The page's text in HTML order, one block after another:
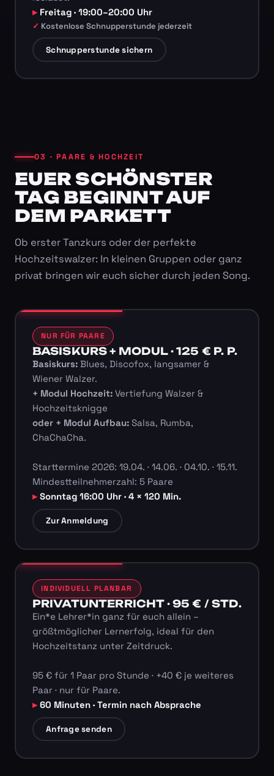
Freitag · 19:00–20:00 Uhr
Kostenlose Schnupperstunde jederzeit
Schnupperstunde sichern
03 · PAARE & HOCHZEIT
EUER SCHÖNSTER
TAG BEGINNT AUF
DEM PARKETT
Ob erster Tanzkurs oder der perfekte
Hochzeitswalzer: In kleinen Gruppen oder ganz
privat bringen wir euch sicher durch jeden Song.
NUR FÜR PAARE
BASISKURS + MODUL · 125 € P. P.
Basiskurs:Blues, Discofox, langsamer &
Wiener Walzer.
+ Modul Hochzeit:Vertiefung Walzer &
Hochzeitsknigge
oder + Modul Aufbau:Salsa, Rumba,
ChaChaCha.
Starttermine 2026: 19.04. · 14.06. · 04.10. · 15.11.
Mindestteilnehmerzahl: 5 Paare
Sonntag 16:00 Uhr · 4 × 120 Min.
Zur Anmeldung
INDIVIDUELL PLANBAR
PRIVATUNTERRICHT · 95 € / STD.
Ein*e Lehrer*in ganz für euch allein –
größtmöglicher Lernerfolg, ideal für den
Hochzeitstanz unter Zeitdruck.
95 € für 1 Paar pro Stunde · +40 € je weiteres
Paar · nur für Paare.
60 Minuten · Termin nach Absprache
Anfrage senden